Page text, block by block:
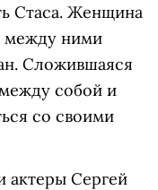
Стаса. Женщина
между ними
Сложившаяся
собой и
со своими
актеры Сергей